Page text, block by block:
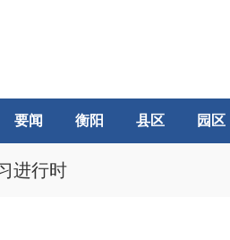
要闻 衡阳 县区 园区
进行时